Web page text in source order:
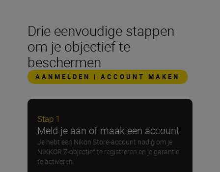
Drie eenvoudige stappen
om je objectief te
beschermen
AANMELDEN | ACCOUNT MAKEN
Stap 1
Meld je aan of maak een account
Je hebt een Nikon Store-account nodig om je
NIKKOR Z-objectief te registreren en je garantie
te activeren.